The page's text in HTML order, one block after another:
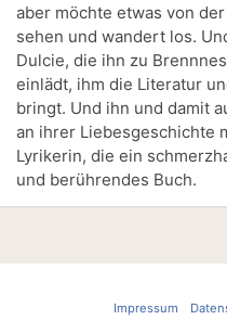
aber möchte etwas von
sehen und wandert los.
Dulcie, die ihn zu
einlädt, ihm die Literatur
bringt. Und ihn und damit
an ihrer Liebesgeschichte
Lyrikerin, die ein
und berührendes Buch.
Impressum